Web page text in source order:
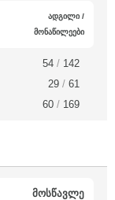
ადგილი /
მონაწილეები
54 / 142
29 / 61
60 / 169
მოსწავლე